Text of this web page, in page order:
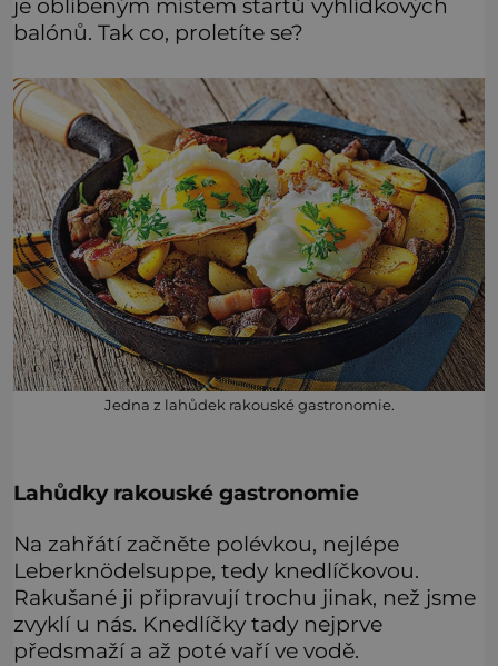
je oblíbeným místem startů vyhlídkových
balónů. Tak co, proletíte se?
Jedna z lahůdek rakouské gastronomie.
Lahůdky rakouské gastronomie
Na zahřátí začněte polévkou, nejlépe
Leberknödelsuppe, tedy knedlíčkovou.
Rakušané ji připravují trochu jinak, než jsme
zvyklí u nás. Knedlíčky tady nejprve
předsmaží a až poté vaří ve vodě.